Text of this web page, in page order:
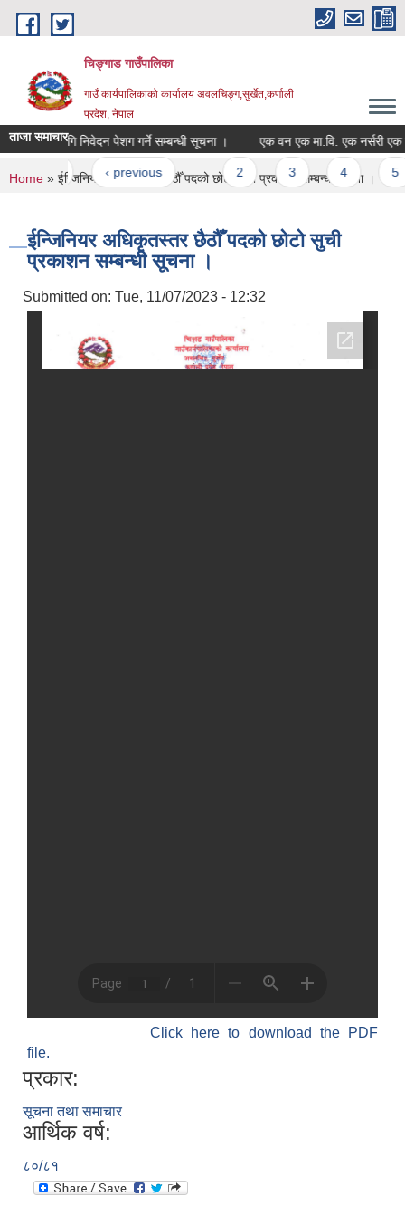
Skip to main content
चिङ्गाड गाउँपालिका
गाउँ कार्यपालिकाको कार्यालय अवलचिङ्ग,सुर्खेत,कर्णाली
प्रदेश, नेपाल
ताजा समाचार
लागि निवेदन पेशग गर्ने सम्बन्धी सूचना । एक वन एक मा.वि. एक नर्सरी एक
« first ‹ previous … 2 3 4 5
You are here
Home » ईन्जिनियर अधिकृतस्तर छैठौँ पदको छोटो सुची प्रकाशन सम्बन्धी सूचना ।
ईन्जिनियर अधिकृतस्तर छैठौँ पदको छोटो सुची
प्रकाशन सम्बन्धी सूचना ।
Submitted on: Tue, 11/07/2023 - 12:32
Click here to download the PDF
file.
प्रकार:
सूचना तथा समाचार
आर्थिक वर्ष:
८०/८१